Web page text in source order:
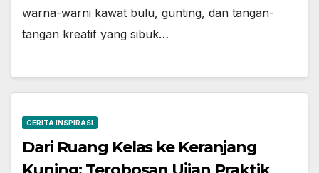
warna-warni kawat bulu, gunting, dan tangan-
tangan kreatif yang sibuk…
CERITA INSPIRASI
Dari Ruang Kelas ke Keranjang